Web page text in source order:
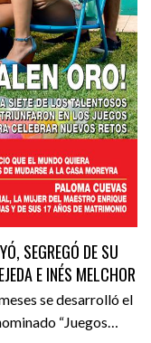
SEGREGÓ DE SU
E INÉS MELCHOR
se desarrolló el
“Juegos…